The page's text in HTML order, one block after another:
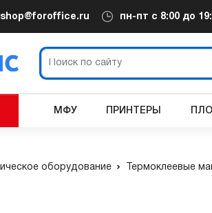
shop@foroffice.ru пн-пт с 8:00 до
МФУ ПРИНТЕРЫ
оборудование Термоклеевые